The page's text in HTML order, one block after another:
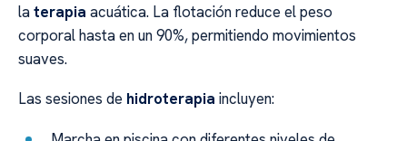
laterapia acuática. La flotación reduce el peso
corporal hasta en un 90%, permitiendo movimientos
suaves.
Las sesiones de hidroterapia incluyen: